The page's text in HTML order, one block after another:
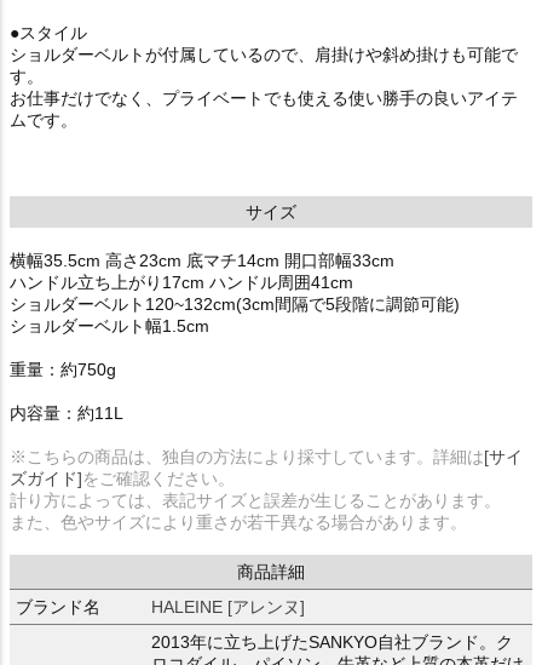
●スタイル
ショルダーベルトが付属しているので、肩掛けや斜め掛けも可能で
す。
お仕事だけでなく、プライベートでも使える使い勝手の良いアイテ
ムです。
サイズ
横幅35.5cm 高さ23cm 底マチ14cm 開口部幅33cm
ハンドル立ち上がり17cm ハンドル周囲41cm
ショルダーベルト120~132cm(3cm間隔で5段階に調節可能)
ショルダーベルト幅1.5cm
重量：約750g
内容量：約11L
※こちらの商品は、独自の方法により採寸しています。詳細は[サイ
ズガイド]をご確認ください。
計り方によっては、表記サイズと誤差が生じることがあります。
また、色やサイズにより重さが若干異なる場合があります。
商品詳細
ブランド名
HALEINE [アレンヌ]
2013年に立ち上げたSANKYO自社ブランド。ク